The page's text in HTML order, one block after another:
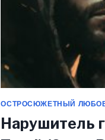
ОСТРОСЮЖЕТНЫЙ
Нарушитель